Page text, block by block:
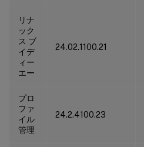
リナ
ック
ス ブ
イデ
ィー
エー
24.02.1100.21
プロ
ファ
イル
管理
24.2.4100.23